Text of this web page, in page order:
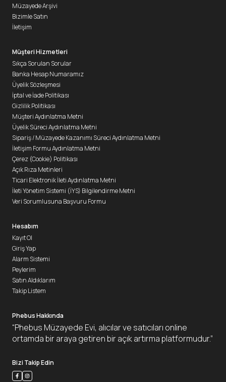
Phebus Hakkında
“Phebus Müzayede Evi, alıcılar ve satıcıları online
ortamda bir araya getiren bir açık artırma platformudur.”
Bizi Takip Edin
Müzayede Arşivi
Bizimle Satın
İletişim
Müşteri Hizmetleri
Sıkça Sorulan Sorular
Banka Hesap Numaramız
Üyelik Sözleşmesi
İptal ve İade Politikası
Gizlilik Politikası
Müşteri Aydınlatma Metni
Üyelik Süreci Aydınlatma Metni
Sipariş / Müzayede Kazanımı Süreci Aydınlatma Metni
İletişim Formu Aydınlatma Metni
Çerez (Cookie) Politikası
Açık Rıza Metinleri
Ticari Elektronik İleti Aydınlatma Metni
İleti Yönetim Sistemi (İYS) Bilgilendirme Metni
Veri Sorumlusuna Başvuru Formu
Hesabım
Kayıt Ol
Giriş Yap
Alarm Sistemi
Peylerim
Satın Aldıklarım
Takip Listem